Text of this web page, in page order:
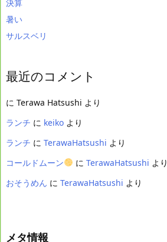
決算
暑い
サルスベリ
最近のコメント
に Terawa Hatsushi より
ランチ に keiko より
ランチ に TerawaHatsushi より
コールドムーン
に TerawaHatsushi より
おそうめん に TerawaHatsushi より
メタ情報